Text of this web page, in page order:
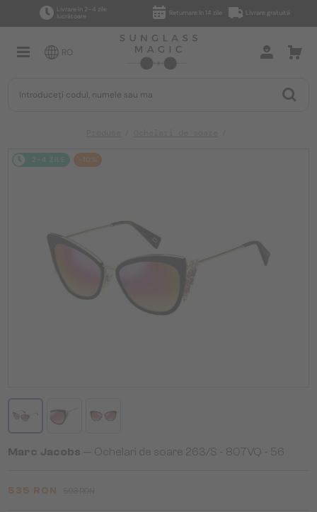
Livrare în 2–4 zile
lucrătoare
Returnare în 14 zile Livrare gratuită
RO
2-4 ZILE -10%
Marc Jacobs — Ochelari de soare 263/S - 807VQ - 56
535 RON